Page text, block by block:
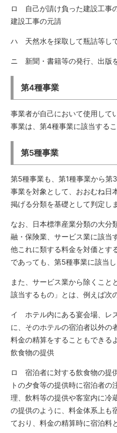
ロ 自己が請け負った建設工事
建設工事の元請
ハ 天然水を採取して瓶詰等し
ニ 新聞・書籍等の発行、出版
第4種事業
事業者が自己において使用して
事業は、第4種事業に該当するこ
第5種事業
第5種事業も、第1種事業から第
事業を対象として、おおむね日
掲げる分類を基礎として判定し
なお、日本標準産業分類の大分
融・保険業、サービス業に該当
他これに類する料金を対価とす
であっても、第5種事業に該当し
また、サービス業から除くこと
該当するもの」とは、例えば次
イ ホテル内にある宴会場、レ
に、そのホテルの宿泊者以外の
料金の精算をすることもできる
飲食物の提供
ロ 宿泊者に対する飲食物の提
トの夕食等の提供時に宿泊者の
理、飲料等の提供や客室内に冷
の提供のように、料金体系上も
ており、料金の精算時に宿泊料